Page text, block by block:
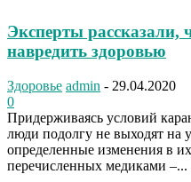
Эксперты рассказали,
навредить здоровью
Здоровье admin - 29.04.2020
0
Придерживаясь условий
люди подолгу не выходят на
определенные изменения в
перечисленных медиками –...